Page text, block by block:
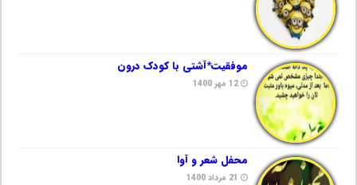
موفقیت*آشتی با کودک درون
12 مهر 1400
محفل شعر و آوا
21 مرداد 1400